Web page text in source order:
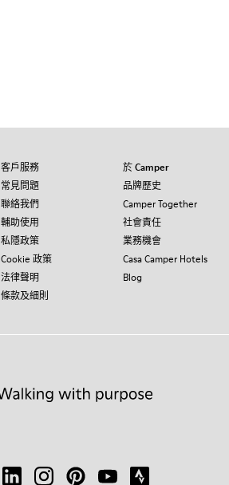
客戶服務
常見問題
聯絡我們
輔助使用
私隱政策
Cookie 政策
法律聲明
條款及細則
於 Camper
品牌歷史
Camper Together
社會責任
業務機會
Casa Camper Hotels
Blog